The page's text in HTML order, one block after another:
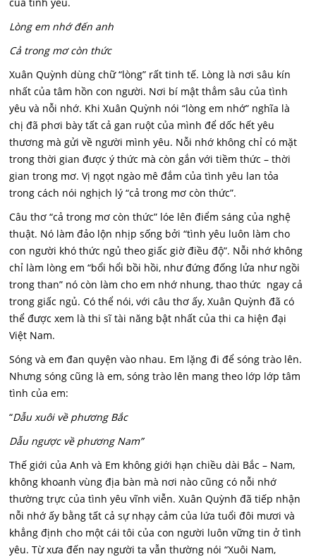
Lòng em nhớ đến anh
Cả trong mơ còn thức
Xuân Quỳnh dùng chữ “lòng” rất tinh tế. Lòng là nơi sâu kín
nhất của tâm hồn con người. Nơi bí mật thẳm sâu của tình
yêu và nỗi nhớ. Khi Xuân Quỳnh nói “lòng em nhớ” nghĩa là
chị đã phơi bày tất cả gan ruột của mình để dốc hết yêu
thương mà gửi về người mình yêu. Nỗi nhớ không chỉ có mặt
trong thời gian được ý thức mà còn gắn với tiềm thức – thời
gian trong mơ. Vị ngọt ngào mê đắm của tình yêu lan tỏa
trong cách nói nghịch lý “cả trong mơ còn thức”.
Câu thơ “cả trong mơ còn thức” lóe lên điểm sáng của nghệ
thuật. Nó làm đảo lộn nhịp sống bởi “tình yêu luôn làm cho
con người khó thức ngủ theo giấc giờ điều độ”. Nỗi nhớ không
chỉ làm lòng em “bổi hổi bồi hồi, như đứng đống lửa như ngồi
trong than” nó còn làm cho em nhớ nhung, thao thức ngay cả
trong giấc ngủ. Có thể nói, với câu thơ ấy, Xuân Quỳnh đã có
thể được xem là thi sĩ tài năng bật nhất của thi ca hiện đại
Việt Nam.
Sóng và em đan quyện vào nhau. Em lặng đi để sóng trào lên.
Nhưng sóng cũng là em, sóng trào lên mang theo lớp lớp tâm
tình của em:
“Dẫu xuôi về phương Bắc
Dẫu ngược về phương Nam”
Thế giới của Anh và Em không giới hạn chiều dài Bắc – Nam,
không khoanh vùng địa bàn mà nơi nào cũng có nỗi nhớ
thường trực của tình yêu vĩnh viễn. Xuân Quỳnh đã tiếp nhận
nỗi nhớ ấy bằng tất cả sự nhạy cảm của lứa tuổi đôi mươi và
khẳng định cho một cái tôi của con người luôn vững tin ở tình
yêu. Từ xưa đến nay người ta vẫn thường nói “Xuôi Nam,